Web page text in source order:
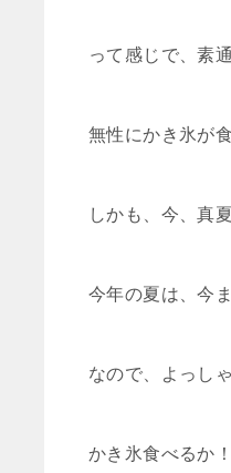
って感じで、素
無性にかき氷が
しかも、今、真
今年の夏は、今
なので、よっし
かき氷食べるか！